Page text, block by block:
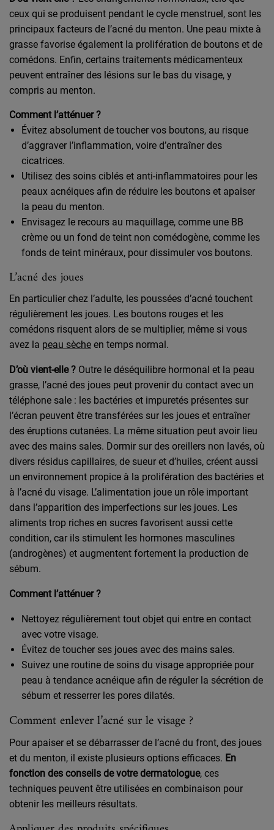
ceux qui se produisent pendant le cycle menstruel, sont les
principaux facteurs de l’acné du menton. Une peau mixte à
grasse favorise également la prolifération de boutons et de
comédons. Enfin, certains traitements médicamenteux
peuvent entraîner des lésions sur le bas du visage, y
compris au menton.
Comment l’atténuer ?
Évitez absolument de toucher vos boutons, au risque
d’aggraver l’inflammation, voire d’entraîner des
cicatrices.
Utilisez des soins ciblés et anti-inflammatoires pour les
peaux acnéiques afin de réduire les boutons et apaiser
la peau du menton.
Envisagez le recours au maquillage, comme une BB
crème ou un fond de teint non comédogène, comme les
fonds de teint minéraux, pour dissimuler vos boutons.
L’acné des joues
En particulier chez l’adulte, les poussées d’acné touchent
régulièrement les joues. Les boutons rouges et les
comédons risquent alors de se multiplier, même si vous
avez la peau sèche en temps normal.
D’où vient-elle ? Outre le déséquilibre hormonal et la peau
grasse, l’acné des joues peut provenir du contact avec un
téléphone sale : les bactéries et impuretés présentes sur
l’écran peuvent être transférées sur les joues et entraîner
des éruptions cutanées. La même situation peut avoir lieu
avec des mains sales. Dormir sur des oreillers non lavés, où
divers résidus capillaires, de sueur et d’huiles, créent aussi
un environnement propice à la prolifération des bactéries et
à l’acné du visage. L’alimentation joue un rôle important
dans l’apparition des imperfections sur les joues. Les
aliments trop riches en sucres favorisent aussi cette
condition, car ils stimulent les hormones masculines
(androgènes) et augmentent fortement la production de
sébum.
Comment l’atténuer ?
Nettoyez régulièrement tout objet qui entre en contact
avec votre visage.
Évitez de toucher ses joues avec des mains sales.
Suivez une routine de soins du visage appropriée pour
peau à tendance acnéique afin de réguler la sécrétion de
sébum et resserrer les pores dilatés.
Comment enlever l’acné sur le visage ?
Pour apaiser et se débarrasser de l’acné du front, des joues
et du menton, il existe plusieurs options efficaces. En
fonction des conseils de votre dermatologue, ces
techniques peuvent être utilisées en combinaison pour
obtenir les meilleurs résultats.